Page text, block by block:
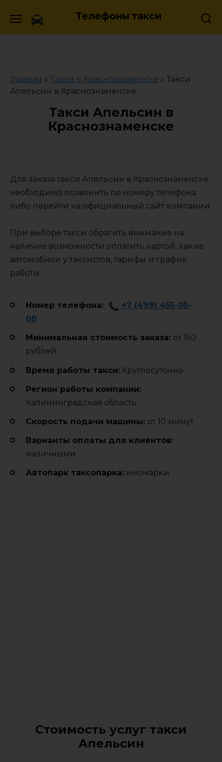
Телефоны такси
Главная » Такси в Краснознаменске » Такси
Апельсин в Краснознаменске
Такси Апельсин в
Краснознаменске
Для заказа такси Апельсин в Краснознаменске
необходимо позвонить по номеру телефона
либо перейти на официальный сайт компании.
При выборе такси обратить внимание на
наличие возможности оплатить картой, какие
автомобили у таксистов, тарифы и график
работы.
Номер телефона:
+7 (499) 455-05-
08
Минимальная стоимость заказа: от 150
рублей
Время работы такси: Круглосуточно
Регион работы компании:
Калининградская область
Cкорость подачи машины: от 10 минут
Варианты оплаты для клиентов:
наличными
Автопарк таксопарка: иномарки
Стоимость услуг такси
Апельсин